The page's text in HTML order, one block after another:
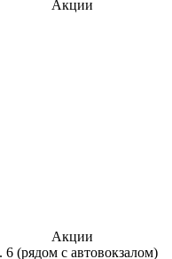
Акции
Акции
(рядом с автовокзалом)